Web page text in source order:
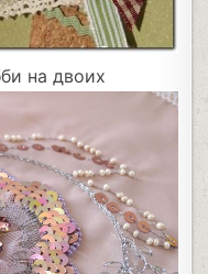
на двоих